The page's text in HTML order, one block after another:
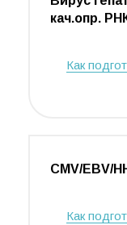
кач.опр.
Как
CMV/EBV/
Как